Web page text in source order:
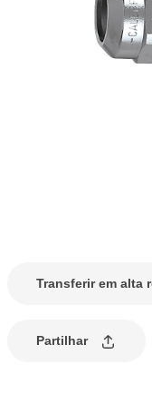
Transferir em alta
Partilhar